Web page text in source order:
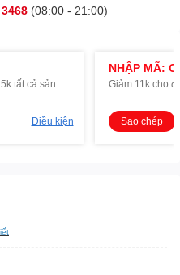
(08:00 - 21:00)
tất cả sản
Điều kiện
NHẬP MÃ:
Giảm 11k cho
Sao chép